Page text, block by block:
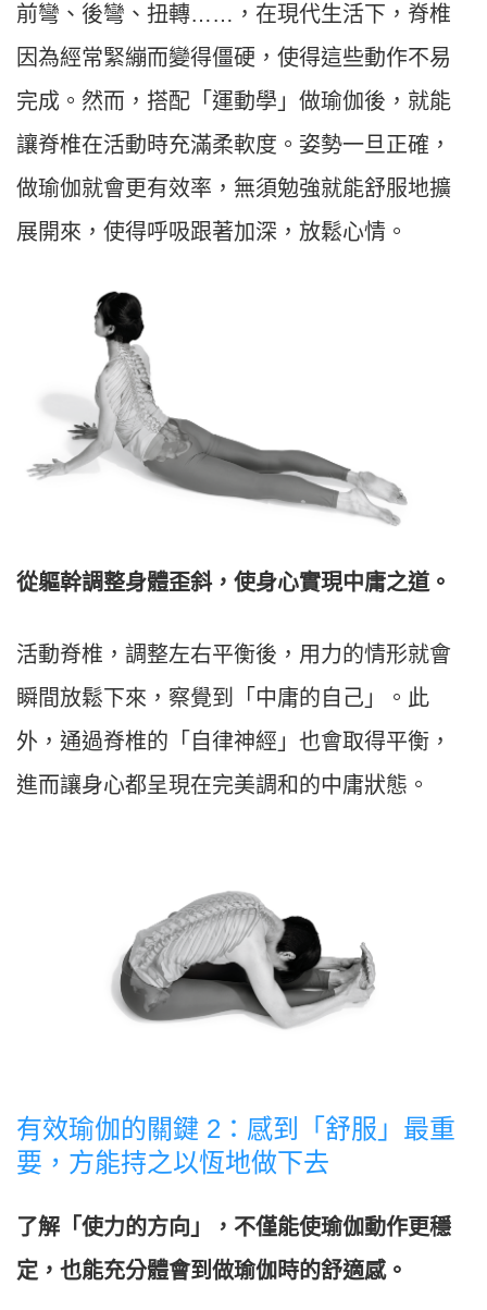
前彎、後彎、扭轉……，在現代生活下，脊椎
因為經常緊繃而變得僵硬，使得這些動作不易
完成。然而，搭配「運動學」做瑜伽後，就能
讓脊椎在活動時充滿柔軟度。姿勢一旦正確，
做瑜伽就會更有效率，無須勉強就能舒服地擴
展開來，使得呼吸跟著加深，放鬆心情。
從軀幹調整身體歪斜，使身心實現中庸之道。
活動脊椎，調整左右平衡後，用力的情形就會
瞬間放鬆下來，察覺到「中庸的自己」。此
外，通過脊椎的「自律神經」也會取得平衡，
進而讓身心都呈現在完美調和的中庸狀態。
有效瑜伽的關鍵 2：感到「舒服」最重
要，方能持之以恆地做下去
了解「使力的方向」，不僅能使瑜伽動作更穩
定，也能充分體會到做瑜伽時的舒適感。